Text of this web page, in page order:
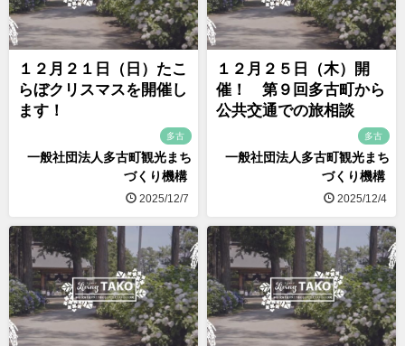
１２月２１日（日）たこ
らぼクリスマスを開催し
ます！
多古
一般社団法人多古町観光まち
づくり機構
2025/12/7
１２月２５日（木）開
催！ 第９回多古町から
公共交通での旅相談
多古
一般社団法人多古町観光まち
づくり機構
2025/12/4